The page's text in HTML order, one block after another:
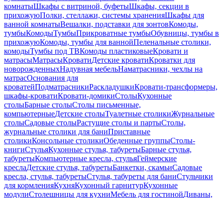
комнатыШкафы с витриной, буфетыШкафы, секции в
прихожуюПолки, стеллажи, системы храненияШкафы для
ванной комнатыВешалки, подставки для зонтовКомоды,
тумбыКомодыТумбыПрикроватные тумбыОбувницы, тумбы в
прихожуюКомоды, тумбы для ваннойПеленальные столики,
комодыТумбы под ТВКомоды пластиковыеКровати и
матрасыМатрасыКроватиДетские кроватиКроватки для
новорожденныхНадувная мебельНаматрасники, чехлы на
матрасОснования для
кроватейПодматрасникиРаскладушкиКровати-трансформеры,
шкафы-кроватиКровати-домикиСтолыКухонные
столыБарные столыСтолы письменные,
компьютерныеДетские столыТуалетные столикиЖурнальные
столыСадовые столыРастущие столы и партыСтолы,
журнальные столики для баниПриставные
столикиКонсольные столикиОбеденные группыСтолы-
книгиСтульяКухонные стулья, табуретыБарные стулья,
табуретыКомпьютерные кресла, стульяГеймерские
креслаДетские стулья, табуретыБанкетки, скамьиСадовые
кресла, стулья, табуретыСтулья, табуреты для баниСтульчики
для кормленияКухняКухонный гарнитурКухонные
модулиСтолешницы для кухниМебель для гостинойДиваны,